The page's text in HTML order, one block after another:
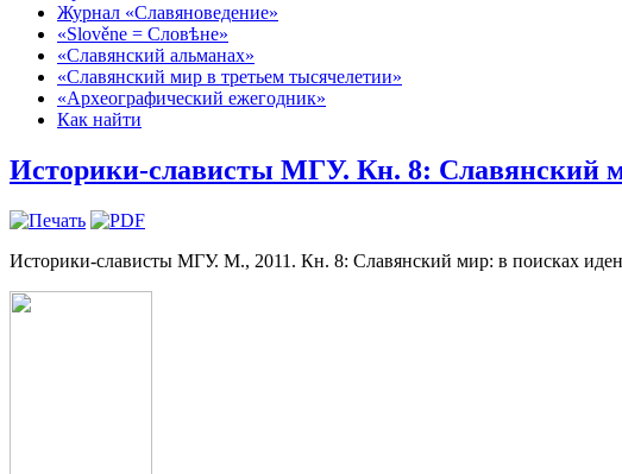
Журнал «Славяноведение»
«Slověne = Словѣне»
«Славянский альманах»
«Славянский мир в третьем тысячелетии»
«Археографический ежегодник»
Как найти
Историки-слависты МГУ. Кн. 8: Славянский
Историки-слависты МГУ. М., 2011. Кн. 8: Славянский мир: в поисках